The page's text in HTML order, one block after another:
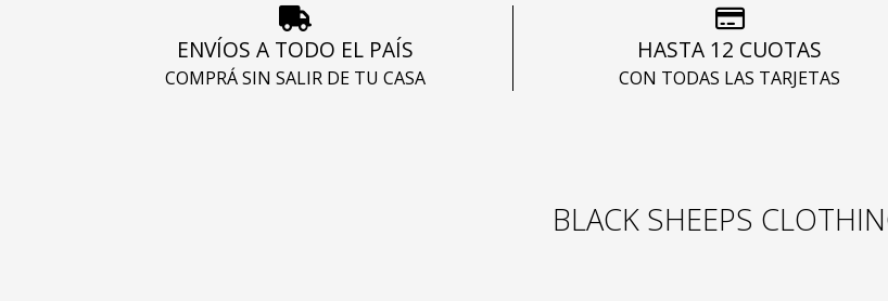
ENVÍOS A TODO EL PAÍS
COMPRÁ SIN SALIR DE TU CASA
HASTA 12 CUOTAS
CON TODAS LAS TARJETAS
BLACK SHEEPS